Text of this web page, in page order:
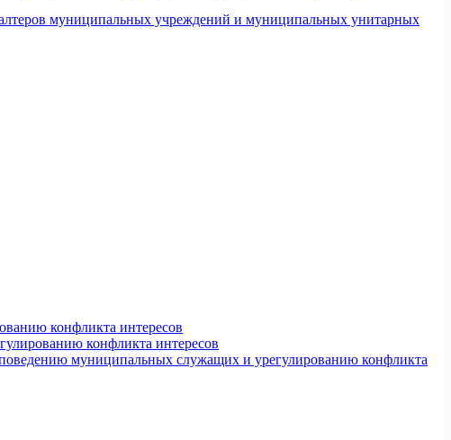
муниципальных учреждений и муниципальных унитарных
конфликта интересов
конфликта интересов
муниципальных служащих и урегулированию конфликта